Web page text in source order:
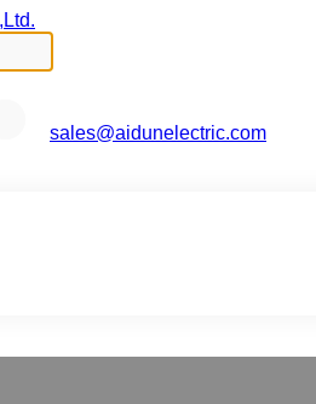
sales@aidunelectric.com